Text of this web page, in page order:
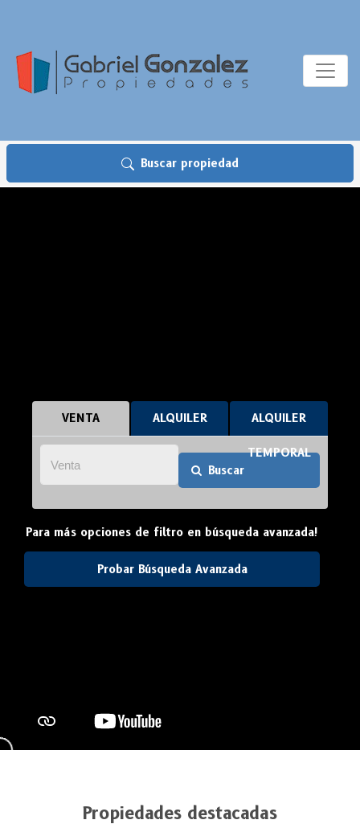
Buscar propiedad
VENTA ALQUILER ALQUILER
TEMPORAL
Buscar
Para más opciones de filtro en búsqueda avanzada!
Probar Búsqueda Avanzada
Propiedades destacadas